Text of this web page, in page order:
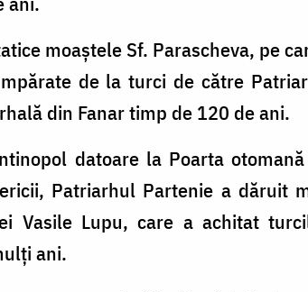
moaștele Sf. Parascheva, pe
de la turci de către
din Fanar timp de 120 de ani.
datoare la Poarta
Patriarhul Partenie a dăruit
Vasile Lupu, care a achitat
ani.